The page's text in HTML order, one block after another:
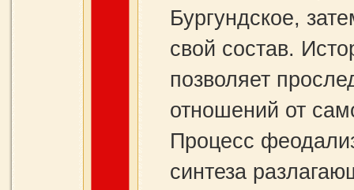
Бургундское,
свой состав.
позволяет
отношений от
Процесс
синтеза